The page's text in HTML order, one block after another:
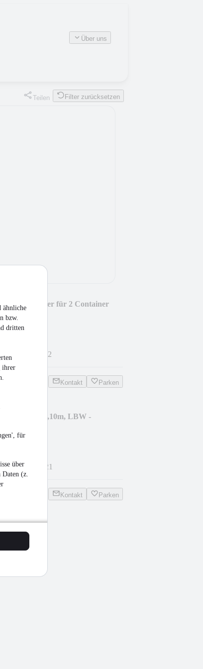
ähnliche
bzw.
dritten
ihrer
für
über
Daten (z.
Über uns
Teilen Filter zurücksetzen
Anhänger für 2 Container
EZ 08/2012
Kontakt Parken
6,10m, LBW -
•EZ 07/2021
Kontakt Parken